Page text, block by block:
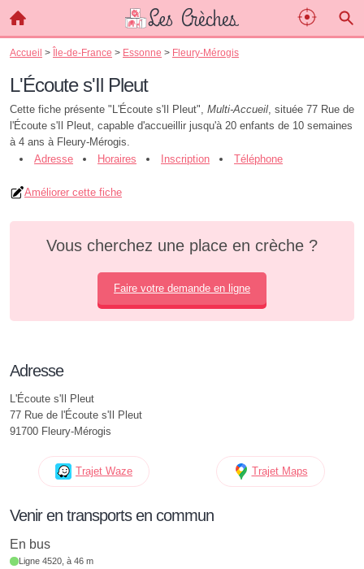
Accueil > Île-de-France > Essonne > Fleury-Mérogis
L'Écoute s'Il Pleut
Cette fiche présente "L'Écoute s'Il Pleut", Multi-Accueil, située 77 Rue de
l'Écoute s'Il Pleut, capable d'accueillir jusqu'à 20 enfants de 10 semaines
à 4 ans à Fleury-Mérogis.
Adresse
Horaires Inscription Téléphone
Améliorer cette fiche
Vous cherchez une place en crèche ?
Faire votre demande en ligne
Adresse
L'Écoute s'Il Pleut
77 Rue de l'Écoute s'Il Pleut
91700 Fleury-Mérogis
Trajet Waze Trajet Maps
Venir en transports en commun
En bus
Ligne 4520, à 46 m